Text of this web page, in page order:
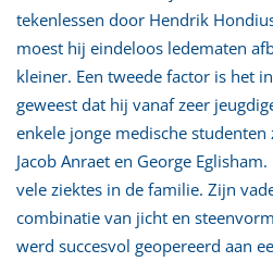
tekenlessen door Hendrik
moest hij eindeloos ledematen
kleiner. Een tweede factor is het
geweest dat hij vanaf zeer
enkele jonge medische studenten
Jacob Anraet en George
vele ziektes in de familie. Zijn
combinatie van jicht en
werd succesvol geopereerd aan